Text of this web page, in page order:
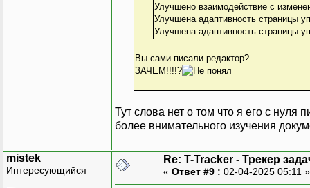
Улучшено взаимодействие с
Улучшена адаптивность страницы
Улучшена адаптивность страницы
Вы сами писали редактор?
ЗАЧЕМ!!!!?
Тут слова нет о том что я его с нуля
более внимательного изучения
mistek
Интересующийся
Re: T-Tracker - Трекер
« Ответ #9 : 02-04-2025 05:11